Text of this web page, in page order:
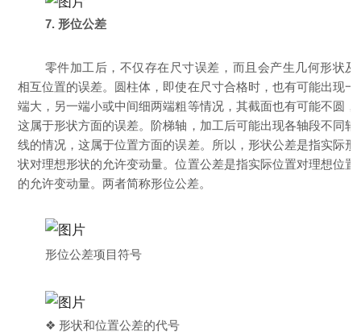
7. 形位公差
零件加工后，不仅存在尺寸误差，而且会产生几何形状及
相互位置的误差。圆柱体，即使在尺寸合格时，也有可能出现一
端大，另一端小或中间细两端粗等情况，其截面也有可能不圆，
这属于形状方面的误差。阶梯轴，加工后可能出现各轴段不同轴
线的情况，这属于位置方面的误差。所以，形状公差是指实际形
状对理想形状的允许变动量。位置公差是指实际位置对理想位置
的允许变动量。两者简称形位公差。
形位公差项目符号
❖ 形状和位置公差的代号